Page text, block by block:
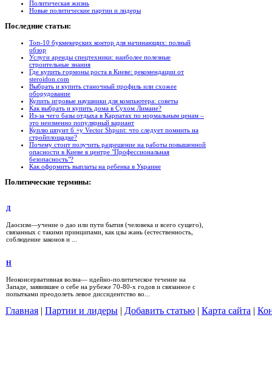
Политическая жизнь
Новые политические партии и лидеры
Последние статьи:
Топ-10 букмекерских контор для начинающих: полный
обзор
Услуги аренды спецтехники: наиболее полезные
строительные знания
Где купить гормоны роста в Киеве: рекомендации от
steroidon.com
Выбрать и купить станочный профиль или схожее
оборудование
Купить игровые наушники для компьютера: советы
Как выбрать и купить дома в Сухом Лимане?
Из-за чего базы отдыха в Карпатах по нормальным ценам –
это неизменно популярный вариант
Куплю шпунт б +у Vector Shpunt: что следует помнить на
стройплощадке?
Почему стоит получить разрешение на работы повышенной
опасности в Киеве в центре "Профессиональная
безопасность"?
Как оформить выплаты на ребенка в Украине
Политические термины:
Д
Даосизм—учение о дао или пути бытия (человека и всего сущего),
связанных с такими принципами, как цзы жань (естественность,
соблюдение законов и ...
Н
Неоконсервативная волна— идейно-политическое течение на
Западе, заявившее о себе на рубеже 70-80-х годов и связанное с
попытками преодолеть левое диссидентство во...
Главная | Партии и лидеры | Добавить статью | Карта сайта |